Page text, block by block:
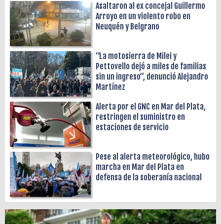
Asaltaron al ex concejal Guillermo
Arroyo en un violento robo en
Neuquén y Belgrano
“La motosierra de Milei y
Pettovello dejó a miles de familias
sin un ingreso”, denunció Alejandro
Martínez
Alerta por el GNC en Mar del Plata,
restringen el suministro en
estaciones de servicio
Pese al alerta meteorológico, hubo
marcha en Mar del Plata en
defensa de la soberanía nacional